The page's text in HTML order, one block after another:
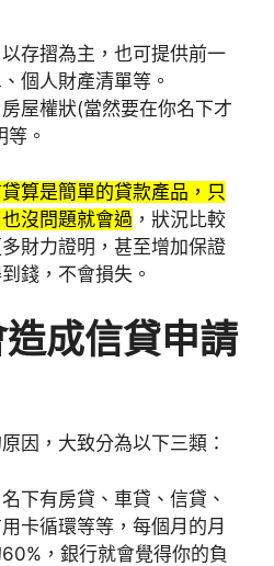
以存摺為主，也可提供前一
個人財產清單等。
房屋權狀(當然要在你名下才
。
算是簡單的貸款產品，只
沒問題就會過 ，狀況比較
財力證明，甚至增加保證
錢，不會損失。
成信貸申請
因，大致分為以下三類：
名下有房貸、車貸、信貸、
卡循環等等，每個月的月
，銀行就會覺得你的負